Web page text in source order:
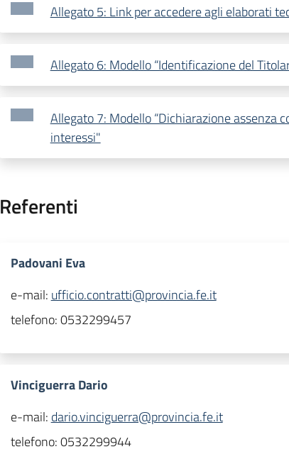
Allegato 5: Link per accedere agli elaborati
Allegato 6: Modello “Identificazione del
Allegato 7: Modello “Dichiarazione assenza
interessi"
Referenti
Padovani Eva
e-mail: ufficio.contratti@provincia.fe.it
telefono:0532299457
Vinciguerra Dario
e-mail: dario.vinciguerra@provincia.fe.it
telefono:0532299944